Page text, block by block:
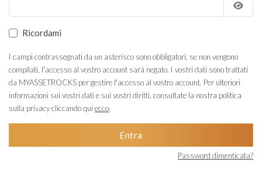
Ricordami
I campi contrassegnati da un asterisco sono obbligatori; se non vengono
compilati, l'accesso al vostro account sarà negato. I vostri dati sono trattati
da MYASSETROCKS per gestire l'accesso al vostro account. Per ulteriori
informazioni sui vostri dati e sui vostri diritti, consultate la nostra politica
sulla privacy cliccando qui ecco.
Entra
Password dimenticata?